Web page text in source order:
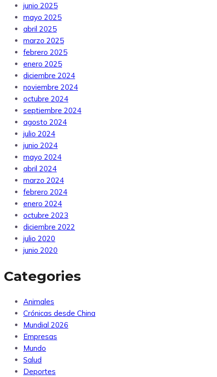
junio 2025
mayo 2025
abril 2025
marzo 2025
febrero 2025
enero 2025
diciembre 2024
noviembre 2024
octubre 2024
septiembre 2024
agosto 2024
julio 2024
junio 2024
mayo 2024
abril 2024
marzo 2024
febrero 2024
enero 2024
octubre 2023
diciembre 2022
julio 2020
junio 2020
Categories
Animales
Crónicas desde China
Mundial 2026
Empresas
Mundo
Salud
Deportes